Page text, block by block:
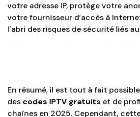
votre adresse IP, protège votre
votre fournisseur d’accès à
l’abri des risques de sécurité liés
En résumé, il est tout à fait
des codes IPTV gratuits et de
chaînes en 2025. Cependant,